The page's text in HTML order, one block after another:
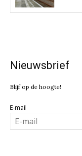
Nieuwsbrief
Blijf op de hoogte!
E-mail